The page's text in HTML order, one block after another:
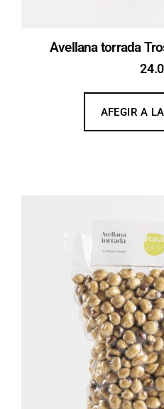
Avellana torrada
AFEGIR A